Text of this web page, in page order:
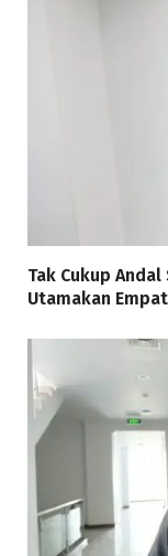
Tak Cukup
Utamakan